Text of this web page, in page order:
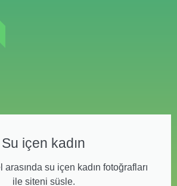
Su içen kadın
su içen kadın fotoğrafları
ile siteni süsle.